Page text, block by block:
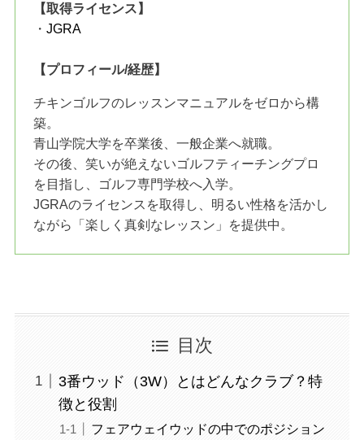
【取得ライセンス】
・JGRA
【プロフィール/経歴】
チキンゴルフのレッスンマニュアルをゼロから構
築。
青山学院大学を卒業後、一般企業へ就職。
その後、笑いが絶えないゴルフティーチングプロ
を目指し、ゴルフ専門学校へ入学。
JGRAのライセンスを取得し、明るい性格を活かし
ながら「楽しく真剣なレッスン」を提供中。
目次
3番ウッド（3W）とはどんなクラブ？特
徴と役割
フェアウェイウッドの中でのポジション